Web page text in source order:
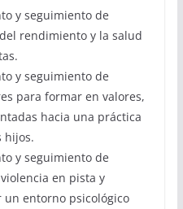
y seguimiento de
rendimiento y la salud
y seguimiento de
para formar en valores,
hacia una práctica
hijos.
y seguimiento de
en pista y
un entorno psicológico